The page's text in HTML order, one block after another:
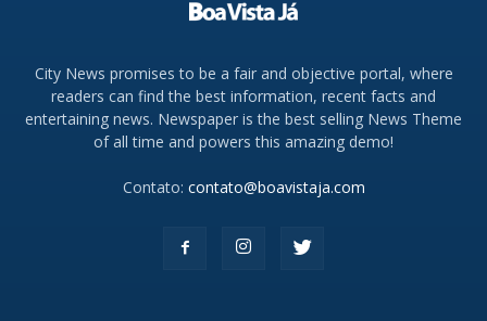
City News promises to be a fair and objective portal, where
readers can find the best information, recent facts and
entertaining news. Newspaper is the best selling News Theme
of all time and powers this amazing demo!
Contato: contato@boavistaja.com